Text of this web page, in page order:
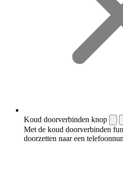
Koud doorverbinden knop
Met de koud doorverbinden
doorzetten naar een